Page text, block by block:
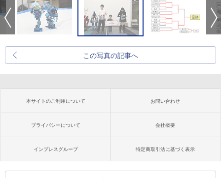
この写真の記事へ
本サイトのご利用について お問い合わせ
プライバシーについて 会社概要
インプレスグループ 特定商取引法に基づく表示